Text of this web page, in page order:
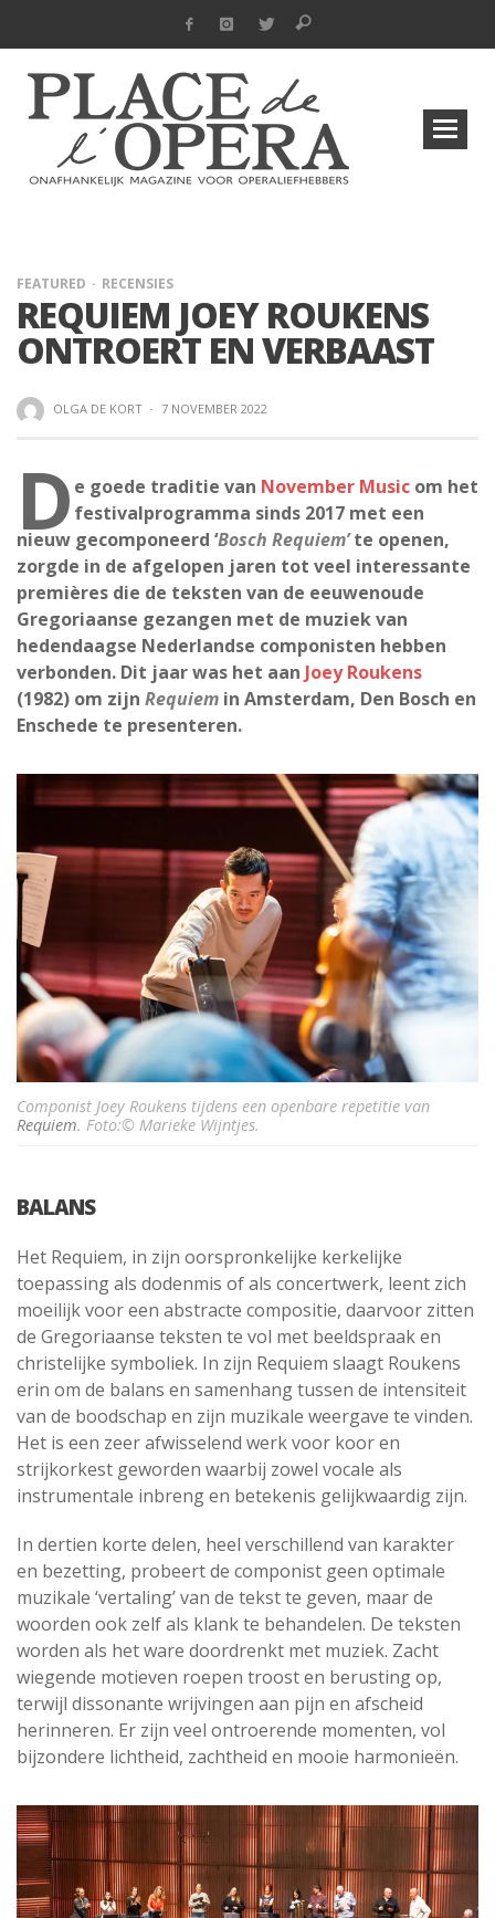
FEATURED RECENSIES
REQUIEM JOEY ROUKENS
ONTROERT EN VERBAAST
OLGA DE KORT · 7 NOVEMBER 2022
D e goede traditie van November Music om het
festivalprogramma sinds 2017 met een
nieuw gecomponeerd ‘Bosch Requiem’te openen,
zorgde in de afgelopen jaren tot veel interessante
premières die de teksten van de eeuwenoude
Gregoriaanse gezangen met de muziek van
hedendaagse Nederlandse componisten hebben
verbonden. Dit jaar was het aan Joey Roukens
(1982) om zijn Requiem in Amsterdam, Den Bosch en
Enschede te presenteren.
Componist Joey Roukens tijdens een openbare repetitie van
Requiem. Foto:© Marieke Wijntjes.
BALANS
Het Requiem, in zijn oorspronkelijke kerkelijke
toepassing als dodenmis of als concertwerk, leent zich
moeilijk voor een abstracte compositie, daarvoor zitten
de Gregoriaanse teksten te vol met beeldspraak en
christelijke symboliek. In zijn Requiem slaagt Roukens
erin om de balans en samenhang tussen de intensiteit
van de boodschap en zijn muzikale weergave te vinden.
Het is een zeer afwisselend werk voor koor en
strijkorkest geworden waarbij zowel vocale als
instrumentale inbreng en betekenis gelijkwaardig zijn.
In dertien korte delen, heel verschillend van karakter
en bezetting, probeert de componist geen optimale
muzikale ‘vertaling’ van de tekst te geven, maar de
woorden ook zelf als klank te behandelen. De teksten
worden als het ware doordrenkt met muziek. Zacht
wiegende motieven roepen troost en berusting op,
terwijl dissonante wrijvingen aan pijn en afscheid
herinneren. Er zijn veel ontroerende momenten, vol
bijzondere lichtheid, zachtheid en mooie harmonieën.